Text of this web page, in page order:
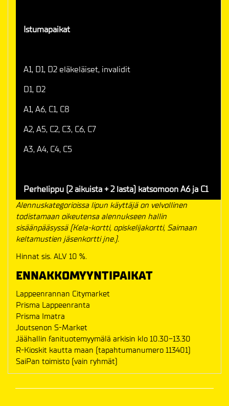
Istumapaikat
A1, D1, D2 eläkeläiset, invalidit
D1, D2
A1, A6, C1, C8
A2, A5, C2, C3, C6, C7
A3, A4, C4, C5
Perhelippu (2 aikuista + 2 lasta) katsomoon A6 ja C1
Alennuskategorioissa lipun käyttäjä on velvollinen
todistamaan oikeutensa alennukseen hallin
sisäänpääsyssä (Kela-kortti, opiskelijakortti, Saimaan
keltamustien jäsenkortti jne.).
Hinnat sis. ALV 10 %.
ENNAKKOMYYNTIPAIKAT
Lappeenrannan Citymarket
Prisma Lappeenranta
Prisma Imatra
Joutsenon S-Market
Jäähallin fanituotemyymälä arkisin klo 10.30-13.30
R-Kioskit kautta maan (tapahtumanumero 113401)
SaiPan toimisto (vain ryhmät)